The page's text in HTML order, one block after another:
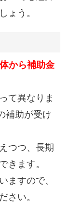
ょう。
から補助金
て異なりま
補助が受け
つつ、長期
きます。
ますので、
さい。